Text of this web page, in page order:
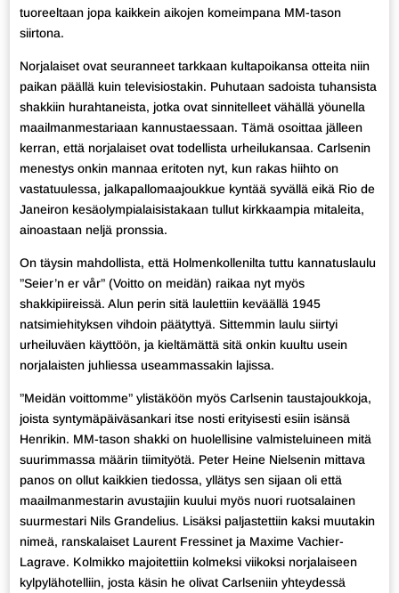
tuoreeltaan jopa kaikkein aikojen komeimpana MM-tason
siirtona.
Norjalaiset ovat seuranneet tarkkaan kultapoikansa otteita niin
paikan päällä kuin televisiostakin. Puhutaan sadoista tuhansista
shakkiin hurahtaneista, jotka ovat sinnitelleet vähällä yöunella
maailmanmestariaan kannustaessaan. Tämä osoittaa jälleen
kerran, että norjalaiset ovat todellista urheilukansaa. Carlsenin
menestys onkin mannaa eritoten nyt, kun rakas hiihto on
vastatuulessa, jalkapallomaajoukkue kyntää syvällä eikä Rio de
Janeiron kesäolympialaisistakaan tullut kirkkaampia mitaleita,
ainoastaan neljä pronssia.
On täysin mahdollista, että Holmenkollenilta tuttu kannatuslaulu
”Seier’n er vår” (Voitto on meidän) raikaa nyt myös
shakkipiireissä. Alun perin sitä laulettiin keväällä 1945
natsimiehityksen vihdoin päätyttyä. Sittemmin laulu siirtyi
urheiluväen käyttöön, ja kieltämättä sitä onkin kuultu usein
norjalaisten juhliessa useammassakin lajissa.
”Meidän voittomme” ylistäköön myös Carlsenin taustajoukkoja,
joista syntymäpäiväsankari itse nosti erityisesti esiin isänsä
Henrikin. MM-tason shakki on huolellisine valmisteluineen mitä
suurimmassa määrin tiimityötä. Peter Heine Nielsenin mittava
panos on ollut kaikkien tiedossa, yllätys sen sijaan oli että
maailmanmestarin avustajiin kuului myös nuori ruotsalainen
suurmestari Nils Grandelius. Lisäksi paljastettiin kaksi muutakin
nimeä, ranskalaiset Laurent Fressinet ja Maxime Vachier-
Lagrave. Kolmikko majoitettiin kolmeksi viikoksi norjalaiseen
kylpylähotelliin, josta käsin he olivat Carlseniin yhteydessä